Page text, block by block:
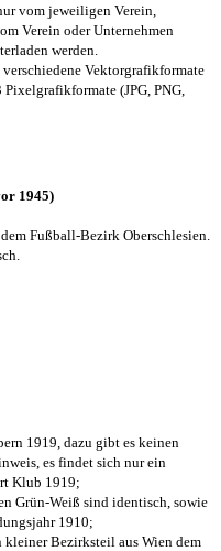
vom jeweiligen Verein,
Verein oder Unternehmen
werden.
Vektorgrafikformate
(JPG, PNG,
1945)
Fußball-Bezirk Oberschlesien.
1919, dazu gibt es keinen
es findet sich nur ein
Klub 1919;
Grün-Weiß sind identisch, sowie
1910;
kleiner Bezirksteil aus Wien dem